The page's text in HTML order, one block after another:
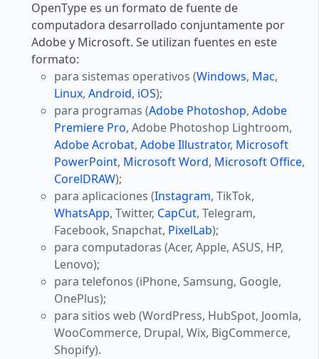
OpenType es un formato de fuente de
computadora desarrollado conjuntamente por
Adobe y Microsoft. Se utilizan fuentes en este
formato:
para sistemas operativos (Windows, Mac,
Linux, Android, iOS);
para programas (Adobe Photoshop, Adobe
Premiere Pro, Adobe Photoshop Lightroom,
Adobe Acrobat, Adobe Illustrator, Microsoft
PowerPoint, Microsoft Word, Microsoft Office,
CorelDRAW);
para aplicaciones (Instagram, TikTok,
WhatsApp, Twitter, CapCut, Telegram,
Facebook, Snapchat, PixelLab);
para computadoras (Acer, Apple, ASUS, HP,
Lenovo);
para telefonos (iPhone, Samsung, Google,
OnePlus);
para sitios web (WordPress, HubSpot, Joomla,
WooCommerce, Drupal, Wix, BigCommerce,
Shopify).